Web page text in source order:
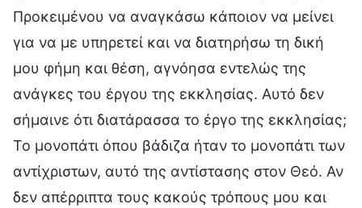
Προκειμένου να αναγκάσω κάποιον να μείνει
για να με υπηρετεί και να διατηρήσω τη δική
μου φήμη και θέση, αγνόησα εντελώς της
ανάγκες του έργου της εκκλησίας. Αυτό δεν
σήμαινε ότι διατάρασσα το έργο της εκκλησίας;
Το μονοπάτι όπου βάδιζα ήταν το μονοπάτι των
αντίχριστων, αυτό της αντίστασης στον Θεό. Αν
δεν απέρριπτα τους κακούς τρόπους μου και